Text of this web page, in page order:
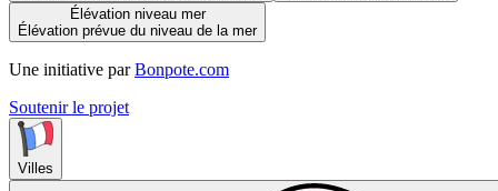
Élévation niveau mer
Élévation prévue du niveau de la mer
Une initiative par Bonpote.com
Soutenir le projet
Villes